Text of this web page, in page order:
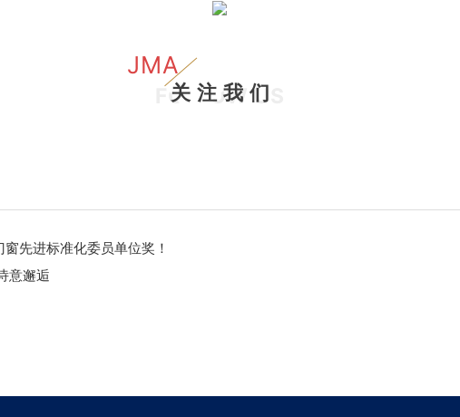
JMA
关 注 我 们
FOLLOW US
先进标准化委员单位奖！
意邂逅